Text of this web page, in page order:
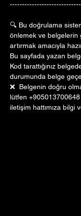
🔍 Bu doğrulama
önlemek ve belgelerin
artırmak amacıyla
Bu sayfada yazan
Kod tarattığınız
durumunda belge
❌  Belgenin doğru
lütfen
iletişim hattımıza bilgi